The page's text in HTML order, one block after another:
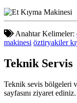
Anahtar Kelimeler:
makinesi öztiryakiler
Teknik Servis
Teknik sevis bölgeleri
sayfasını ziyaret ediniz.